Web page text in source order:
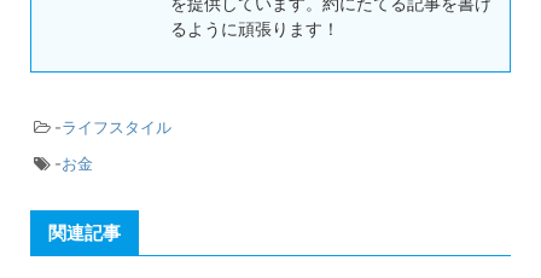
るように頑張ります！
-ライフスタイル
-お金
関連記事